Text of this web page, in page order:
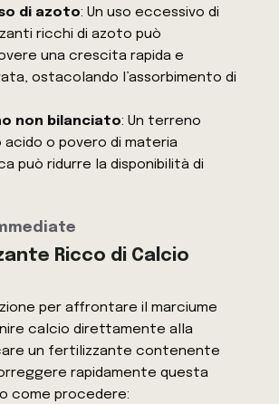
di azoto: Un uso eccessivo di
ricchi di azoto può
una crescita rapida e
ostacolando l’assorbimento di
non bilanciato: Un terreno
acido o povero di materia
può ridurre la disponibilità di
Ricco di Calcio
per affrontare il marciume
calcio direttamente alla
un fertilizzante contenente
rapidamente questa
come procedere: